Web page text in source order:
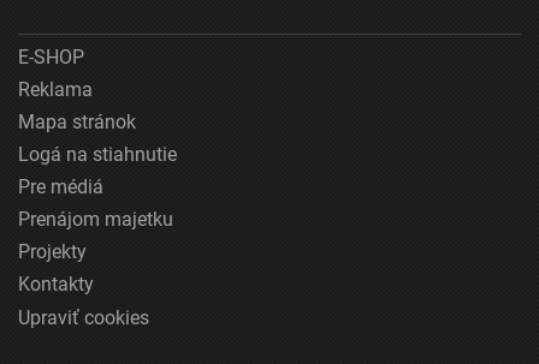
E-SHOP
Reklama
Mapa stránok
Logá na stiahnutie
Pre médiá
Prenájom majetku
Projekty
Kontakty
Upraviť cookies